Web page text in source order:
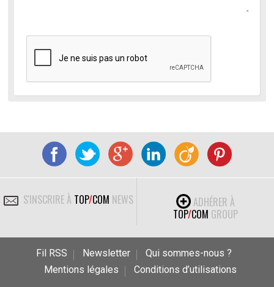
S'INSCRIRE À TOP/COM NEWS
ADHÉRER À
TOP/COM GROUP
Fil RSS Newsletter
Qui sommes-nous ?
Mentions légales
Conditions d’utilisations